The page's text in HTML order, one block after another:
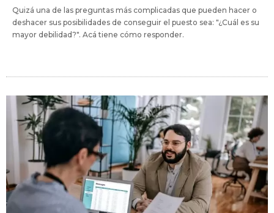
Quizá una de las preguntas más complicadas que pueden hacer o
deshacer sus posibilidades de conseguir el puesto sea: "¿Cuál es su
mayor debilidad?". Acá tiene cómo responder.